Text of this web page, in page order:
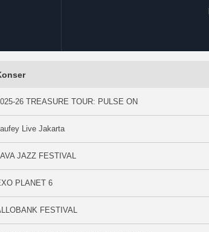
26 TREASURE TOUR: PULSE ON
Live Jakarta
JAZZ FESTIVAL
PLANET 6
FESTIVAL